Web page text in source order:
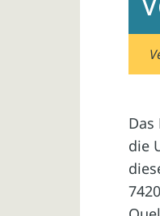
die